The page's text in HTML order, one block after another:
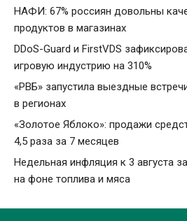
НАФИ: 67% россиян довольны
продуктов в магазинах
DDoS-Guard и FirstVDS
игровую индустрию на 310%
«РВБ» запустила выездные
в регионах
«Золотое Яблоко»: продажи
4,5 раза за 7 месяцев
Недельная инфляция к 3 августа
на фоне топлива и мяса